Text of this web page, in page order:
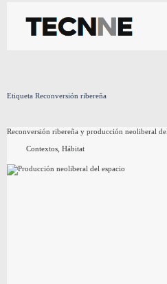
contenido
Etiqueta Reconversión ribereña
Reconversión ribereña y producción neoliberal
Contextos, Hábitat